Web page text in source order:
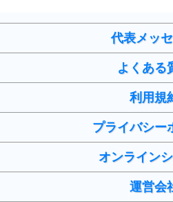
代表メッ
よくある
利用規
プライバシー
オンライン
運営会